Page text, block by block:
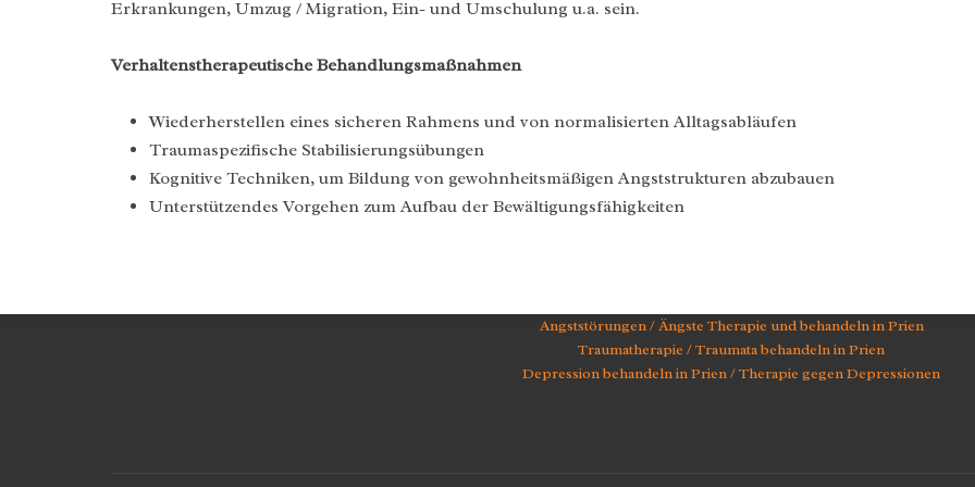
Erkrankungen, Umzug / Migration, Ein- und Umschulung u.a. sein.
Verhaltenstherapeutische Behandlungsmaßnahmen
Wiederherstellen eines sicheren Rahmens und von normalisierten Alltagsabläufen
Traumaspezifische Stabilisierungsübungen
Kognitive Techniken, um Bildung von gewohnheitsmäßigen Angststrukturen abzubauen
Unterstützendes Vorgehen zum Aufbau der Bewältigungsfähigkeiten
Angststörungen / Ängste Therapie und behandeln in Prien
Traumatherapie / Traumata behandeln in Prien
Depression behandeln in Prien / Therapie gegen Depressionen